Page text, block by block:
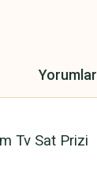
Yorumlar
Tv Sat Prizi